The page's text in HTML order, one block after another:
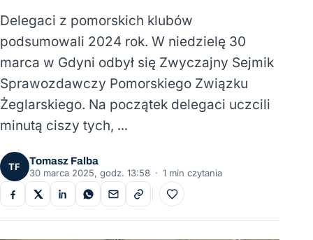
Delegaci z pomorskich klubów
podsumowali 2024 rok. W niedzielę 30
marca w Gdyni odbył się Zwyczajny Sejmik
Sprawozdawczy Pomorskiego Związku
Żeglarskiego. Na początek delegaci uczcili
minutą ciszy tych, …
TF
Tomasz Falba
30 marca 2025, godz. 13:58 · 1 min czytania
Do ulubionych